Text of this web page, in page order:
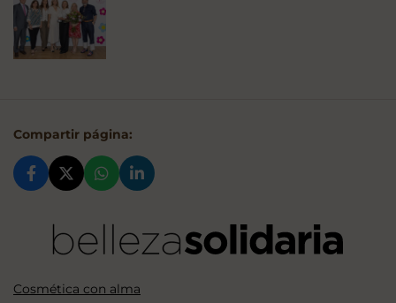
Compartir página:
Cosmética con alma